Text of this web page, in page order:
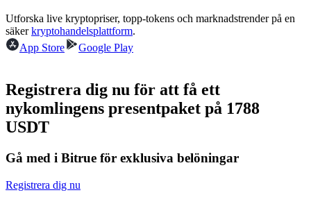
Bli en Copy Trader
Njut av vinstdelning och kopieringshandelsprovisioner
Utforska live kryptopriser, topp-tokens och marknadstrender på en
säkerkryptohandelsplattform.
App Store
Google Play
Registrera dig nu för att få ett
nykomlingens presentpaket på 1788
USDT
Gå med i Bitrue för exklusiva belöningar
Registrera dig nu